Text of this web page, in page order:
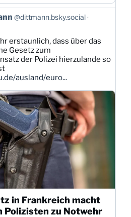
@dittmann.bsky.social
erstaunlich, dass über das
Gesetz zum
der Polizei hierzulande so
ausland/euro...
in Frankreich macht
Polizisten zu Notwehr